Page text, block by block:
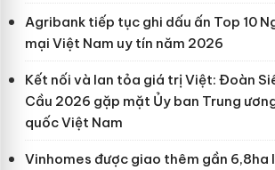
Agribank tiếp tục ghi dấu ấn Top 10
mại Việt Nam uy tín năm 2026
Kết nối và lan tỏa giá trị Việt: Đoàn
Cầu 2026 gặp mặt Ủy ban Trung
quốc Việt Nam
Vinhomes được giao thêm gần 6,8ha